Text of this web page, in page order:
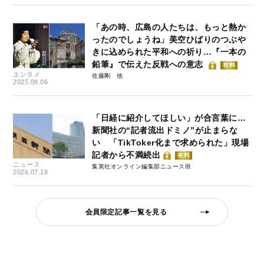
エンタメ
2025.08.06
「あの時、広島の人たちは、もっと熱か
ったのでしょうね」美空ひばりのつぶや
きに込められた平和への祈り…『一本の
鉛筆』で伝えた反戦への意志
有料
佐藤剛
ニュース
2026.07.18
「日経に紹介してほしい」が合言葉に…
新聞社の“記者流出ドミノ”が止まらな
い 「TikToker化まで求められた」現場
記者から不満続出
有料
集英社オンライン編集部ニュース班
会員限定記事一覧を見る